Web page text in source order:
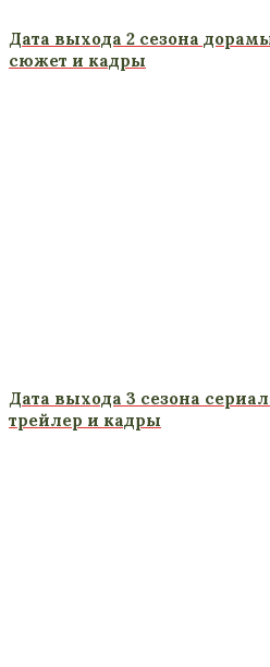
Дата выхода 2 сезона
сюжет и кадры
Дата выхода 3 сезона
трейлер и кадры